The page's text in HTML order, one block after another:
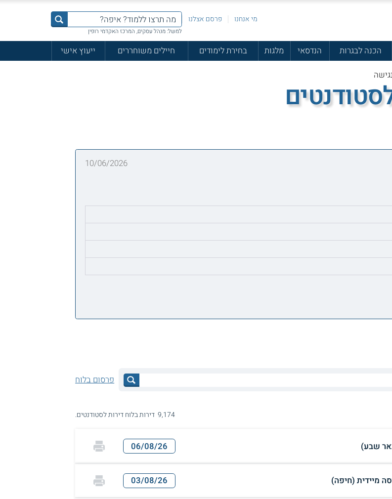
מי אנחנו פרסם אצלנו
למשל: מנהל עסקים, המרכז האקדמי רופין
הכנה לבגרות הנדסאי מלגות בחירת לימודים חיילים משוחררים
ייעוץ אישי
10/06/2026
פרסום בלוח
9,174 דירות בלוח דירות לסטודנטים.
06/08/26
03/08/26